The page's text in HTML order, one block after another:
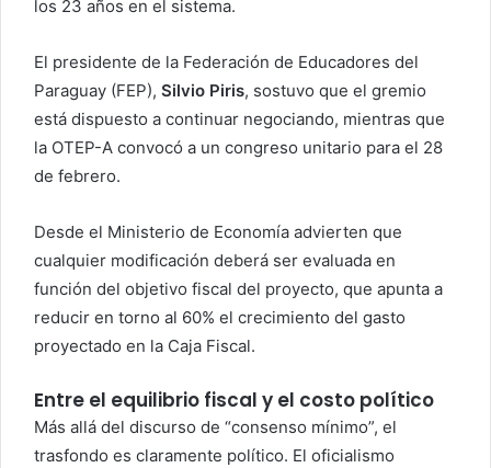
los 23 años en el sistema.
El presidente de la Federación de Educadores del
Paraguay (FEP), Silvio Piris, sostuvo que el gremio
está dispuesto a continuar negociando, mientras que
la OTEP-A convocó a un congreso unitario para el 28
de febrero.
Desde el Ministerio de Economía advierten que
cualquier modificación deberá ser evaluada en
función del objetivo fiscal del proyecto, que apunta a
reducir en torno al 60% el crecimiento del gasto
proyectado en la Caja Fiscal.
Entre el equilibrio fiscal y el costo político
Más allá del discurso de “consenso mínimo”, el
trasfondo es claramente político. El oficialismo